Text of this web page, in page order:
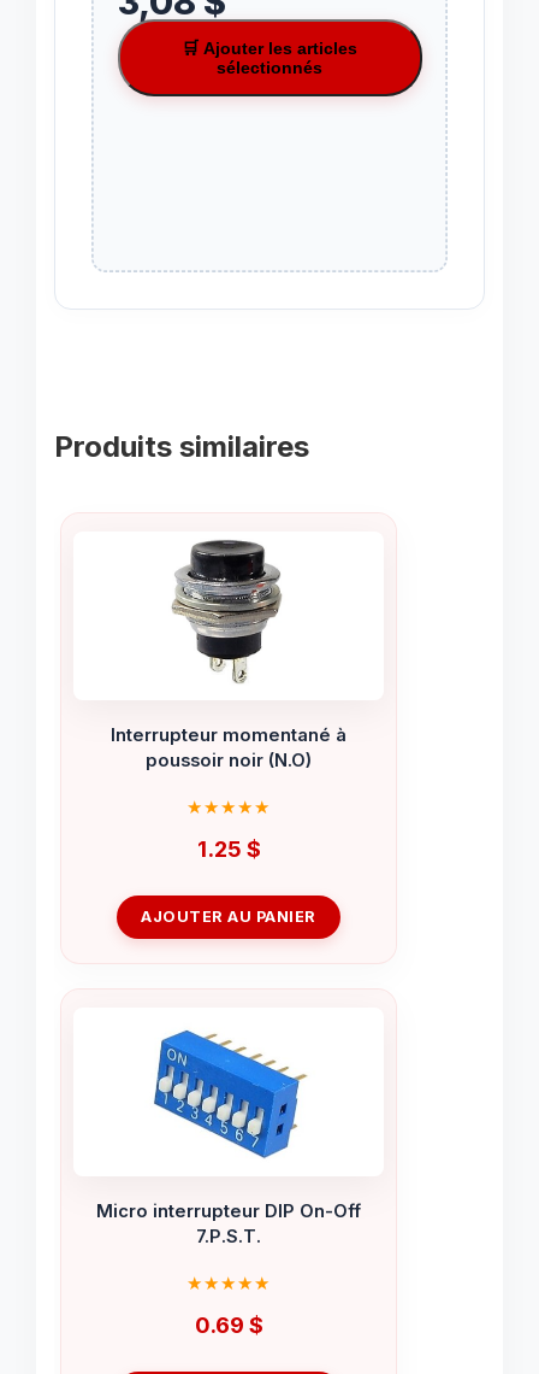
🛒 Ajouter les articles
sélectionnés
Produits similaires
Interrupteur momentané à
poussoir noir (N.O)
1.25 $
AJOUTER AU PANIER
Micro interrupteur DIP On-Off
7.P.S.T.
0.69 $